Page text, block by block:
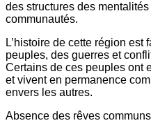
des structures des
communautés.
L’histoire de cette région est
peuples, des guerres et
Certains de ces peuples ont
et vivent en permanence
envers les autres.
Absence des rêves